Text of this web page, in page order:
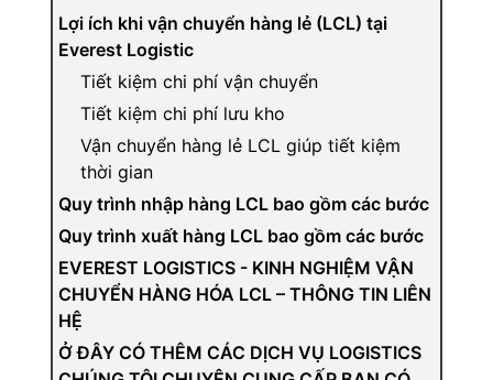
Lợi ích khi vận chuyển hàng lẻ (LCL) tại
Everest Logistic
Tiết kiệm chi phí vận chuyển
Tiết kiệm chi phí lưu kho
Vận chuyển hàng lẻ LCL giúp tiết kiệm
thời gian
Quy trình nhập hàng LCL bao gồm các bước
Quy trình xuất hàng LCL bao gồm các bước
EVEREST LOGISTICS - KINH NGHIỆM VẬN
CHUYỂN HÀNG HÓA LCL – THÔNG TIN LIÊN
HỆ
Ở ĐÂY CÓ THÊM CÁC DỊCH VỤ LOGISTICS